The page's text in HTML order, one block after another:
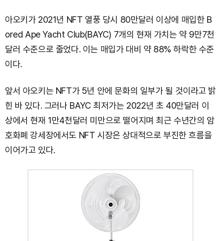
아오키가 2021년 NFT 열풍 당시 80만달러 이상에 매입한 B
ored Ape Yacht Club(BAYC) 7개의 현재 가치는 약 9만7천
달러 수준으로 줄었다. 이는 매입가 대비 약 88% 하락한 수준
이다.
앞서 아오키는 NFT가 5년 안에 문화의 일부가 될 것이라고 밝
힌 바 있다. 그러나 BAYC 최저가는 2022년 초 40만달러 이
상에서 현재 1만4천달러 미만으로 떨어지며 최근 수년간의 암
호화폐 강세장에서도 NFT 시장은 상대적으로 부진한 흐름을
이어가고 있다.